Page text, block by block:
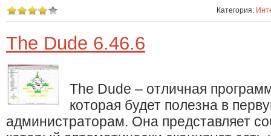
Категория:
The Dude 6.46.6
The Dude – отличная
которая будет полезна в
администраторам. Она представляет